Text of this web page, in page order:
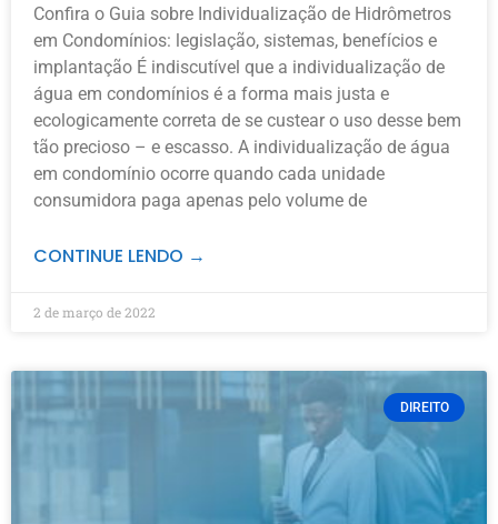
Confira o Guia sobre Individualização de Hidrômetros
em Condomínios: legislação, sistemas, benefícios e
implantação É indiscutível que a individualização de
água em condomínios é a forma mais justa e
ecologicamente correta de se custear o uso desse bem
tão precioso – e escasso. A individualização de água
em condomínio ocorre quando cada unidade
consumidora paga apenas pelo volume de
CONTINUE LENDO →
2 de março de 2022
DIREITO